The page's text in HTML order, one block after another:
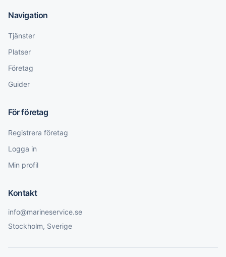
Navigation
Tjänster
Platser
Företag
Guider
För företag
Registrera företag
Logga in
Min profil
Kontakt
info@marineservice.se
Stockholm, Sverige